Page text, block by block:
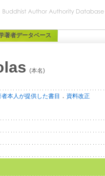
著者データベース
(本名)
者本人が提供した書目 ． 資料改正